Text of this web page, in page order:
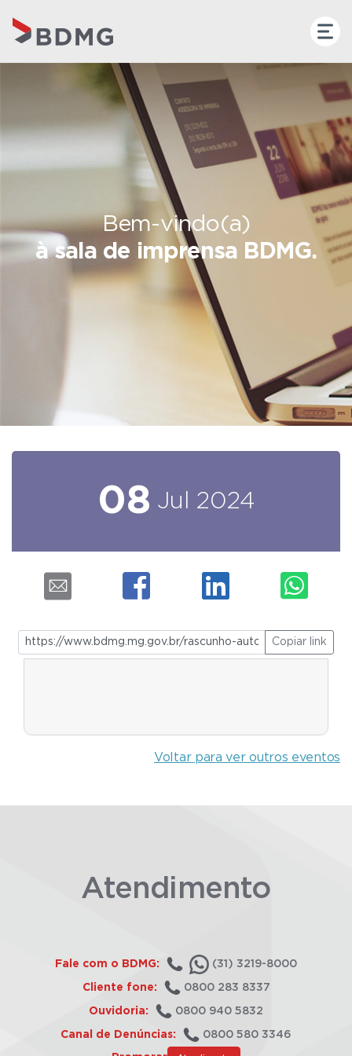
Bem-vindo(a)
à sala de imprensa BDMG.
08 Jul 2024
Copiar link
Voltar para ver outros eventos
Atendimento
Fale com o BDMG: (31) 3219-8000
Cliente fone: 0800 283 8337
Ouvidoria: 0800 940 5832
Canal de Denúncias: 0800 580 3346